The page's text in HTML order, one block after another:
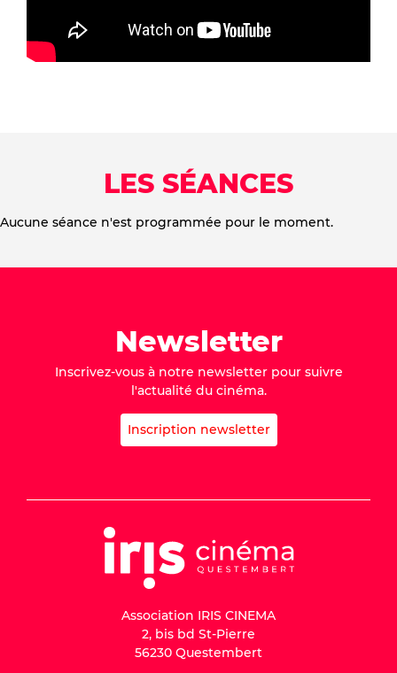
LES SÉANCES
Aucune séance n'est programmée pour le moment.
Newsletter
Inscrivez-vous à notre newsletter pour suivre
l'actualité du cinéma.
Inscription newsletter
Association IRIS CINEMA
2, bis bd St-Pierre
56230 Questembert